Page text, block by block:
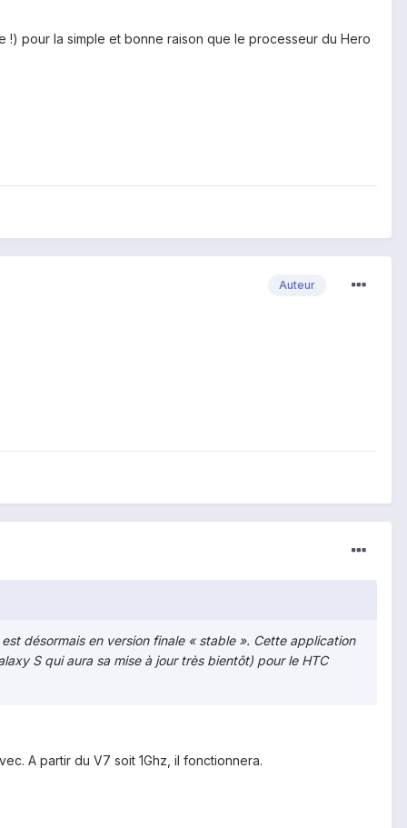
pour la simple et bonne raison que le processeur du Hero
Auteur
désormais en version finale « stable ». Cette application
S qui aura sa mise à jour très bientôt) pour le HTC
A partir du V7 soit 1Ghz, il fonctionnera.